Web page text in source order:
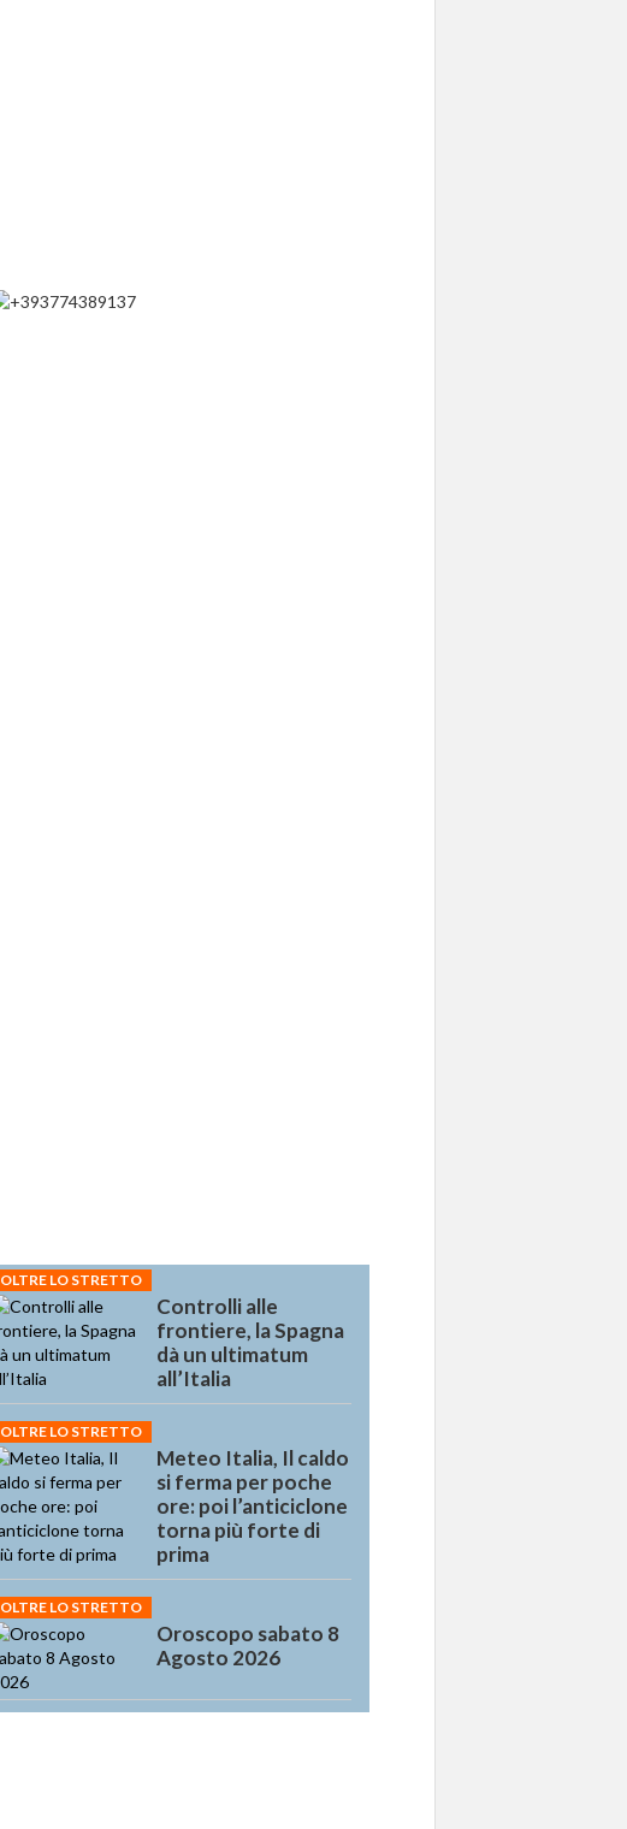
OLTRE LO STRETTO
Controlli alle
frontiere, la Spagna
dà un ultimatum
all’Italia
OLTRE LO STRETTO
Meteo Italia, Il caldo
si ferma per poche
ore: poi l’anticiclone
torna più forte di
prima
OLTRE LO STRETTO
Oroscopo sabato 8
Agosto 2026